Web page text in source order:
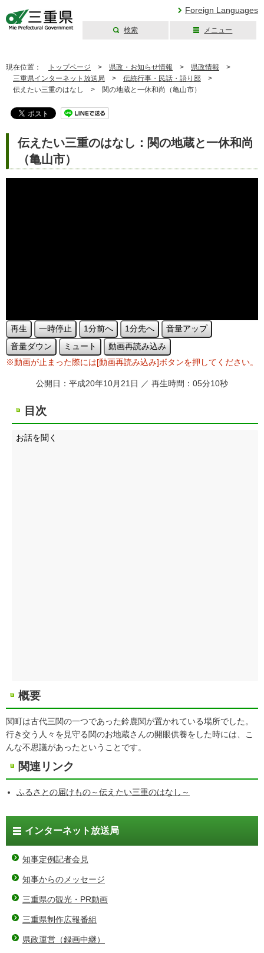
Foreign Languages
検索 メニュー
現在位置： トップページ > 県政・お知らせ情報 > 県政情報 >
三重県インターネット放送局 > 伝統行事・民話・語り部 >
伝えたい三重のはなし > 関の地蔵と一休和尚（亀山市）
伝えたい三重のはなし：関の地蔵と一休和尚
（亀山市）
再生 一時停止 1分前へ 1分先へ
音量アップ
音量ダウン
ミュート
動画再読み込み
※動画が止まった際には[動画再読み込み]ボタンを押してください。
公開日：平成20年10月21日 ／ 再生時間：05分10秒
目次
概要
関町は古代三関の一つであった鈴鹿関が置かれている場所でした。
行き交う人々を見守る関のお地蔵さんの開眼供養をした時には、こ
んな不思議があったということです。
関連リンク
ふるさとの届けもの～伝えたい三重のはなし～
インターネット放送局
知事定例記者会見
知事からのメッセージ
三重県の観光・PR動画
三重県制作広報番組
県政運営（録画中継）